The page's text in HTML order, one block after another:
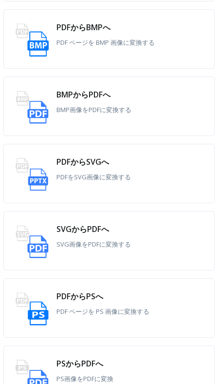
PDFからBMPへ
PDF ページを BMP 画像に変換する
BMPからPDFへ
BMP画像をPDFに変換する
PDFからSVGへ
PDFをSVG画像に変換する
SVGからPDFへ
SVG画像をPDFに変換する
PDFからPSへ
PDF ページを PS 画像に変換する
PSからPDFへ
PS画像をPDFに変換